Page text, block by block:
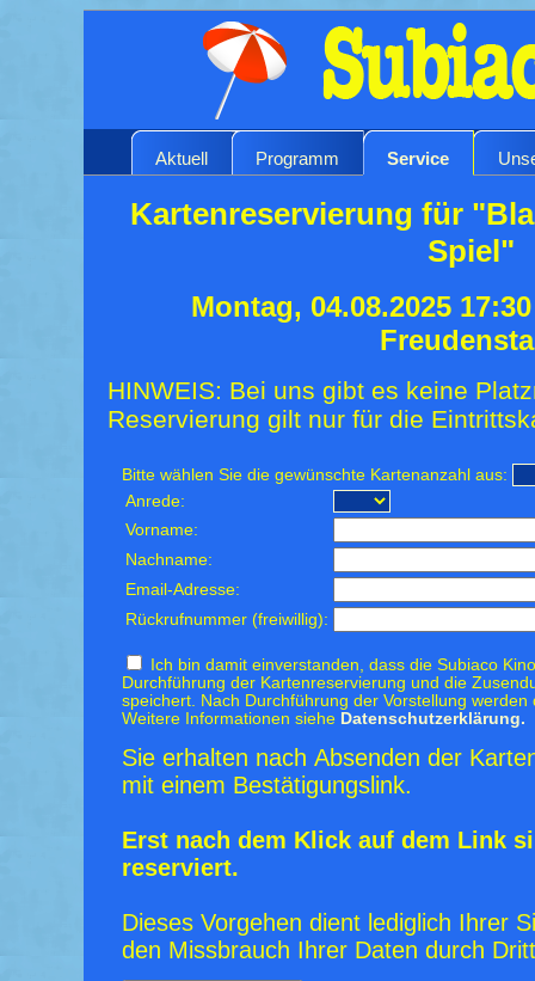
Aktuell Programm Service
Kartenreservierung für
Spiel"
Montag, 04.08.2025
HINWEIS: Bei uns gibt es keine
Reservierung gilt nur für die
Bitte wählen Sie die gewünschte Kartenanzahl aus:
Anrede:
Vorname:
Nachname:
Email-Adresse:
Rückrufnummer (freiwillig):
Ich bin damit einverstanden, dass die Subiaco
Durchführung der Kartenreservierung und die
speichert. Nach Durchführung der Vorstellung
Weitere Informationen siehe Datenschutzerklärung.
Sie erhalten nach Absenden der
mit einem Bestätigungslink.
Erst nach dem Klick auf dem Link
reserviert.
Dieses Vorgehen dient lediglich Ihrer
den Missbrauch Ihrer Daten durch